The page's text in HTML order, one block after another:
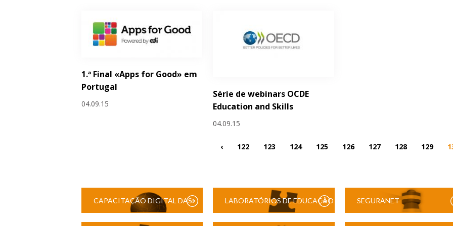
1.ª Final «Apps for Good» em
Portugal
04.09.15
Série de webinars OCDE
Education and Skills
04.09.15
‹ 122 123 124 125 126 127 128 129
CAPACITAÇÃO DIGITAL DAS LABORATÓRIOS DE EDUCAÇÃO SEGURANET